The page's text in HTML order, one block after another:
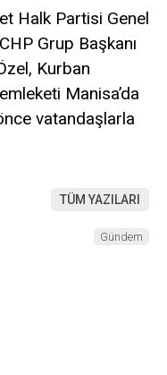
Halk Partisi Genel
Grup Başkanı
Kurban
Manisa’da
vatandaşlarla
TÜM YAZILARI
Gündem